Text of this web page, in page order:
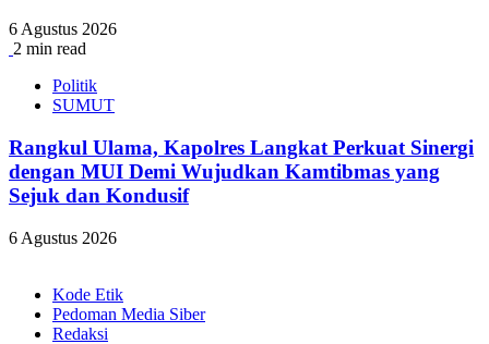
6 Agustus 2026
2 min read
Politik
SUMUT
Rangkul Ulama, Kapolres Langkat Perkuat Sinergi
dengan MUI Demi Wujudkan Kamtibmas yang
Sejuk dan Kondusif
6 Agustus 2026
Kode Etik
Pedoman Media Siber
Redaksi